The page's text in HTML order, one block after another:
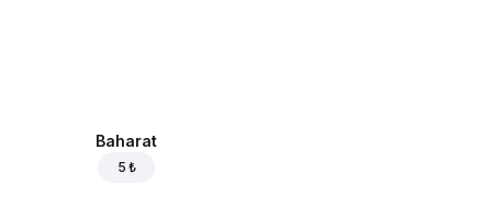
Baharat
5 ₺